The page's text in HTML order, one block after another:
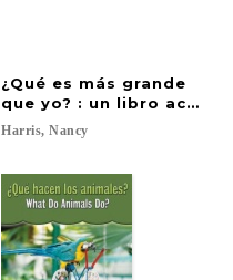
¿Qué es más grande
que yo? : un libro
Harris, Nancy